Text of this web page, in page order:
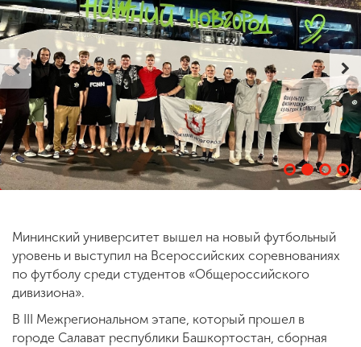
Сведения об
образовательной
организации
ENG SPN CHI
Приемная
Мининский университет вышел на новый футбольный
уровень и выступил на Всероссийских соревнованиях
по футболу среди студентов «Общероссийского
дивизиона».
В III Межрегиональном этапе, который прошел в
городе Салават республики Башкортостан, сборная